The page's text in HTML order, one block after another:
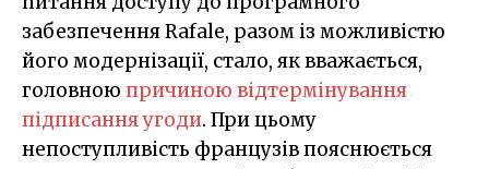
забезпечення Rafale, разом із можливістю
його модернізації, стало, як вважається,
головною причиною відтермінування
підписання угоди. При цьому
непоступливість французів пояснюється